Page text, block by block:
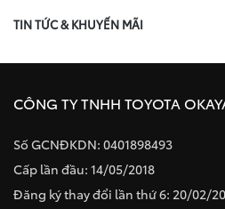
TIN TỨC & KHUYẾN MÃI
CÔNG TY TNHH TOYOTA
Số GCNĐKDN: 0401898493
Cấp lần đầu: 14/05/2018
Đăng ký thay đổi lần thứ 6: 20/02/